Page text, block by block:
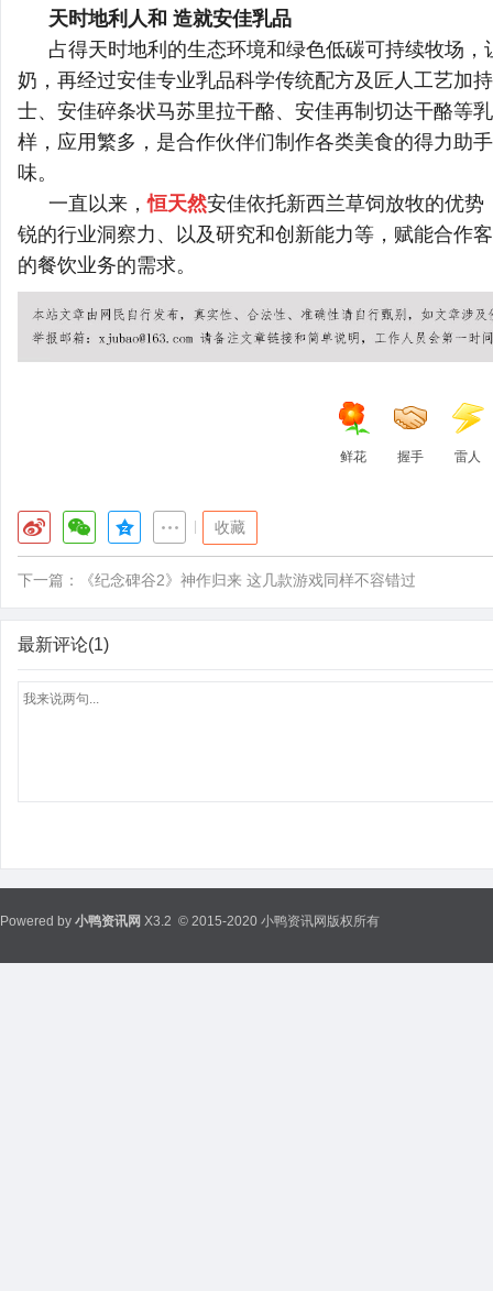
天时地利人和 造就安佳乳品
占得天时地利的生态环境和绿色低碳可持续牧场
奶，再经过安佳专业乳品科学传统配方及匠人工艺加
士、安佳碎条状马苏里拉干酪、安佳再制切达干酪等
样，应用繁多，是合作伙伴们制作各类美食的得力助
味。
一直以来，恒天然安佳依托新西兰草饲放牧的优
锐的行业洞察力、以及研究和创新能力等，赋能合作
的餐饮业务的需求。
鲜花 握手 雷人
收藏
下一篇： 《纪念碑谷2》神作归来 这几款游戏同样不容错过
最新评论(1)
Powered by 小鸭资讯网 X3.2 © 2015-2020 小鸭资讯网版权所有